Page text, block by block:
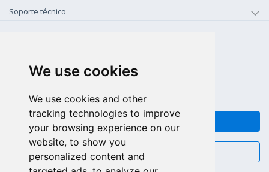
We use cookies
We use cookies and other
tracking technologies to improve
your browsing experience on our
website, to show you
personalized content and
Soporte técnico
+55 81 97102-7382
FEEDBACK
CHAT